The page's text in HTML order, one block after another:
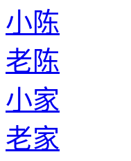
小陈
老陈
小家
老家